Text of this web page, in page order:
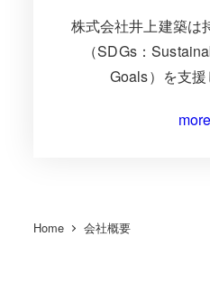
株式会社井上建築は
（SDGs：
Goals）を支援
more
Home 会社概要